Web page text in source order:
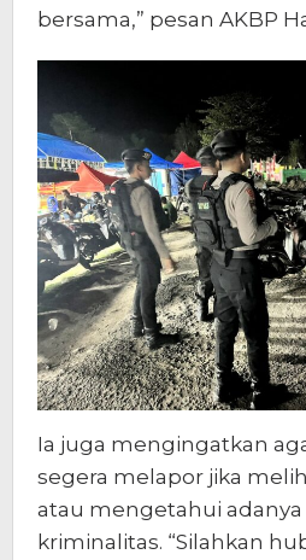
bersama,” pesan AKBP
Ia juga mengingatkan
segera melapor jika
atau mengetahui
kriminalitas. “Silahkan